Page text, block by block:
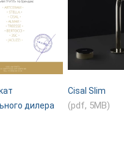
дилера
Cisal Slim
(pdf, 5MB)